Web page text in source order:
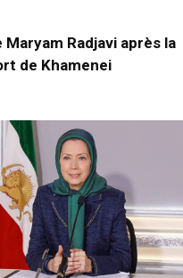
Maryam Radjavi après la
de Khamenei